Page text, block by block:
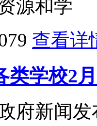
源和学
查看详
类学校2
府新闻